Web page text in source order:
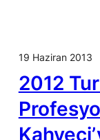
19 Haziran 2013
2012